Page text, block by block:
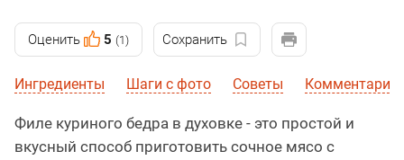
Оценить 5 (1) Сохранить
Ингредиенты Шаги с фото Советы Комментарии
Филе куриного бедра в духовке - это простой и
вкусный способ приготовить сочное мясо с